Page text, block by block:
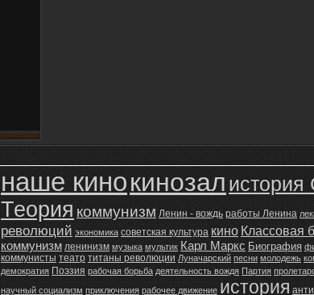
наше кинокинозал
Теория коммунизм Ленин - вождь работы Ленина
революций экономика советская культура киноКлассовая
коммунизм ленинизм музыка мультик Карл Маркс Биография
коммунисты театр титаны революции Луначарский песни молодежь
демократия Поэзия рабочая борьба деятельность вождя Партия
научный социализм приключения рабочее движение история